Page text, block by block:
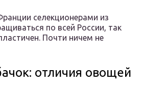
селекционерами из
по всей России, так
Почти ничем не
отличия овощей